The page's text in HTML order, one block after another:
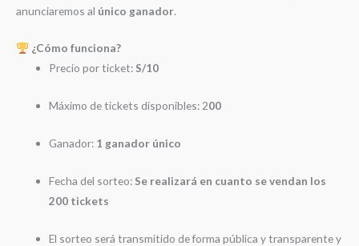
anunciaremos al único ganador.
¿Cómo funciona?
Precio por ticket: S/10
Máximo de tickets disponibles: 200
Ganador: 1 ganador único
Fecha del sorteo: Se realizará en cuanto se vendan los
200 tickets
El sorteo será transmitido de forma pública y transparente y